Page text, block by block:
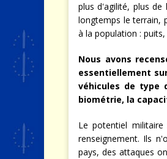
plus d'agilité, plus de
longtemps le terrain,
à la population :
Nous avons
essentiellement
véhicules de type
biométrie, la
Le potentiel
renseignement. Ils
pays, des attaques